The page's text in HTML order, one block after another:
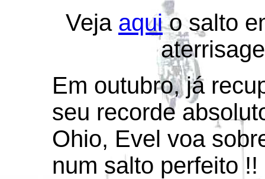
Veja aquio salto
Em outubro, já
seu recorde
Ohio, Evel voa
num salto perfeito !!